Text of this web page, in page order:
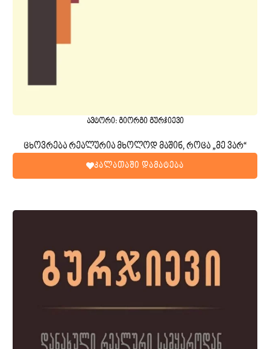
ავტორი: გიორგი გურჯიევი
ცხოვრება რეალურია მხოლოდ მაშინ, როცა „მე ვარ“
კალათაში დამატება